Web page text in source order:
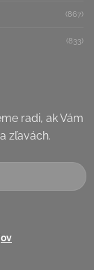
(867)
(833)
radi, ak Vám
zľavách.